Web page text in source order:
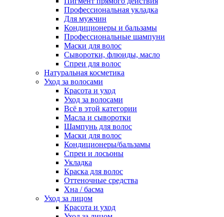
Профессиональная укладка
Для мужчин
Кондиционеры и бальзамы
Профессиональные шампуни
Маски для волос
Сыворотки, флюиды, масло
Спреи для волос
Натуральная косметика
Уход за волосами
Красота и уход
Уход за волосами
Всё в этой категории
Масла и сыворотки
Шампунь для волос
Маски для волос
Кондиционеры/бальзамы
Спреи и лосьоны
Укладка
Краска для волос
Оттеночные средства
Хна / басма
Уход за лицом
Красота и уход